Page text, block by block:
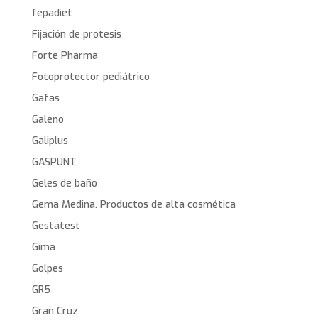
fepadiet
Fijación de protesis
Forte Pharma
Fotoprotector pediátrico
Gafas
Galeno
Galiplus
GASPUNT
Geles de baño
Gema Medina. Productos de alta cosmética
Gestatest
Gima
Golpes
GR5
Gran Cruz